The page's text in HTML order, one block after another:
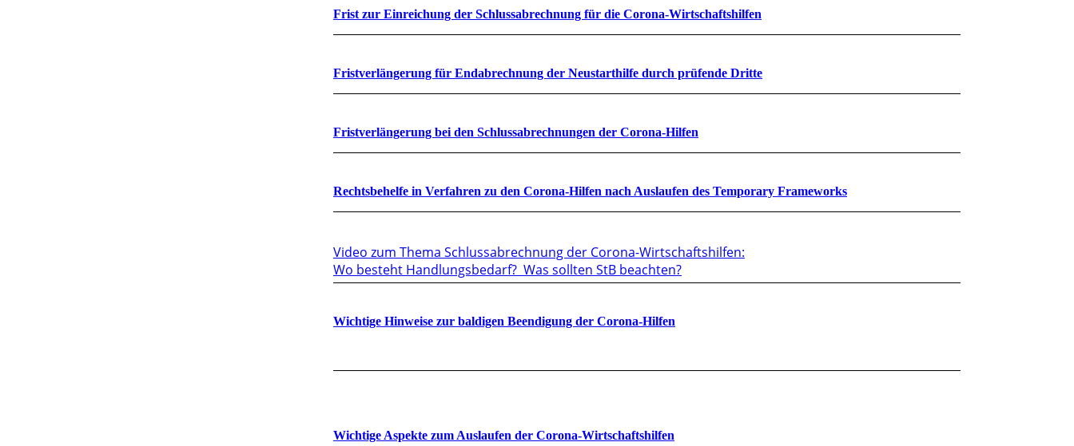
Frist zur Einreichung der Schlussabrechnung für die Corona-Wirtschaftshilfen
Fristverlängerung für Endabrechnung der Neustarthilfe durch prüfende Dritte
Fristverlängerung bei den Schlussabrechnungen der Corona-Hilfen
Rechtsbehelfe in Verfahren zu den Corona-Hilfen nach Auslaufen des Temporary Frameworks
Video zum Thema Schlussabrechnung der Corona-Wirtschaftshilfen:
Wo besteht Handlungsbedarf? Was sollten StB beachten?
Wichtige Hinweise zur baldigen Beendigung der Corona-Hilfen
Wichtige Aspekte zum Auslaufen der Corona-Wirtschaftshilfen